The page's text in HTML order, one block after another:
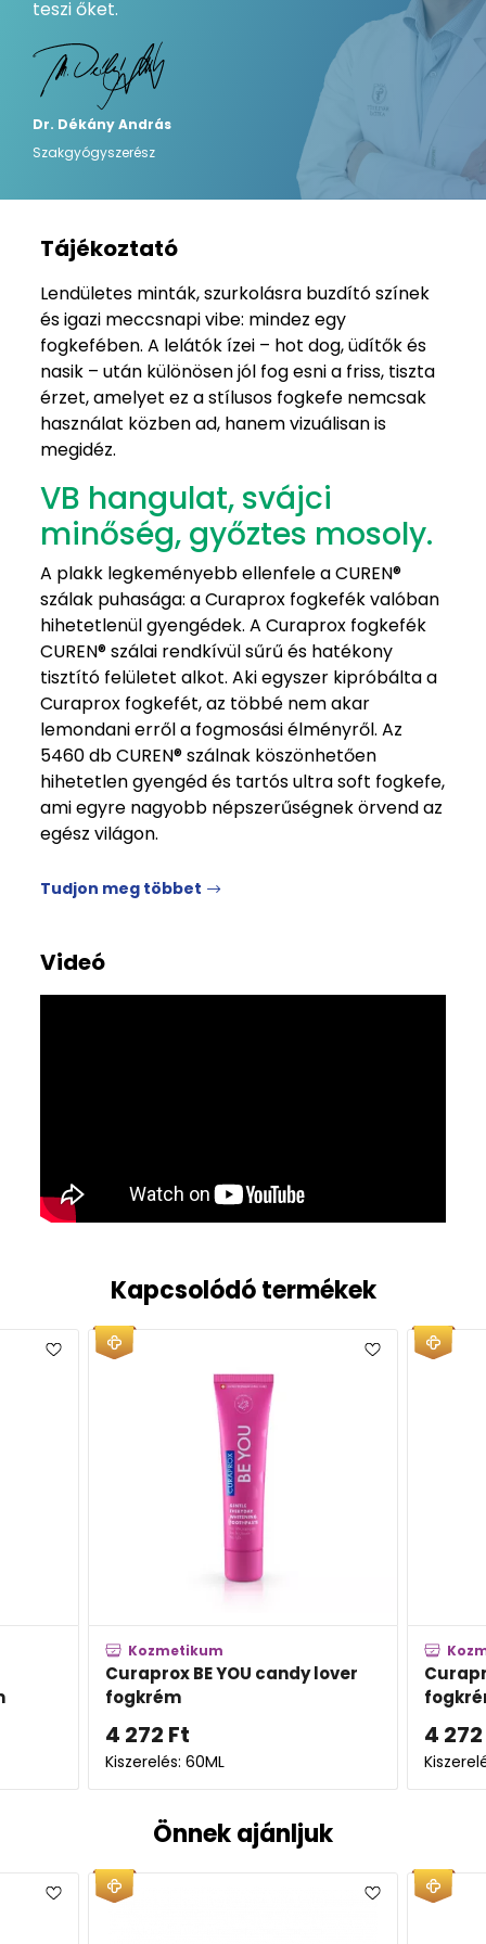
teszi őket.
Dr. Dékány András
Szakgyógyszerész
Tájékoztató
Lendületes minták, szurkolásra buzdító színek
és igazi meccsnapi vibe: mindez egy
fogkefében. A lelátók ízei – hot dog, üdítők és
nasik – után különösen jól fog esni a friss, tiszta
érzet, amelyet ez a stílusos fogkefe nemcsak
használat közben ad, hanem vizuálisan is
megidéz.
VB hangulat, svájci
minőség, győztes mosoly.
A plakk legkeményebb ellenfele a CUREN®
szálak puhasága: a Curaprox fogkefék valóban
hihetetlenül gyengédek. A Curaprox fogkefék
CUREN® szálai rendkívül sűrű és hatékony
tisztító felületet alkot. Aki egyszer kipróbálta a
Curaprox fogkefét, az többé nem akar
lemondani erről a fogmosási élményről. Az
5460 db CUREN® szálnak köszönhetően
hihetetlen gyengéd és tartós ultra soft fogkefe,
ami egyre nagyobb népszerűségnek örvend az
egész világon.
Tudjon meg többet
Videó
Kapcsolódó termékek
Kozmetikum
Curaprox BE YOU challenger
fogkrém
4 272 Ft
Kiszerelés: 60ML
4 272
Önnek ajánljuk